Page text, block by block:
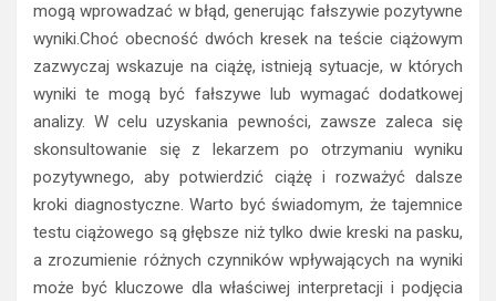
mogą wprowadzać w błąd, generując fałszywie pozytywne
wyniki.Choć obecność dwóch kresek na teście ciążowym
zazwyczaj wskazuje na ciążę, istnieją sytuacje, w których
wyniki te mogą być fałszywe lub wymagać dodatkowej
analizy. W celu uzyskania pewności, zawsze zaleca się
skonsultowanie się z lekarzem po otrzymaniu wyniku
pozytywnego, aby potwierdzić ciążę i rozważyć dalsze
kroki diagnostyczne. Warto być świadomym, że tajemnice
testu ciążowego są głębsze niż tylko dwie kreski na pasku,
a zrozumienie różnych czynników wpływających na wyniki
może być kluczowe dla właściwej interpretacji i podjęcia